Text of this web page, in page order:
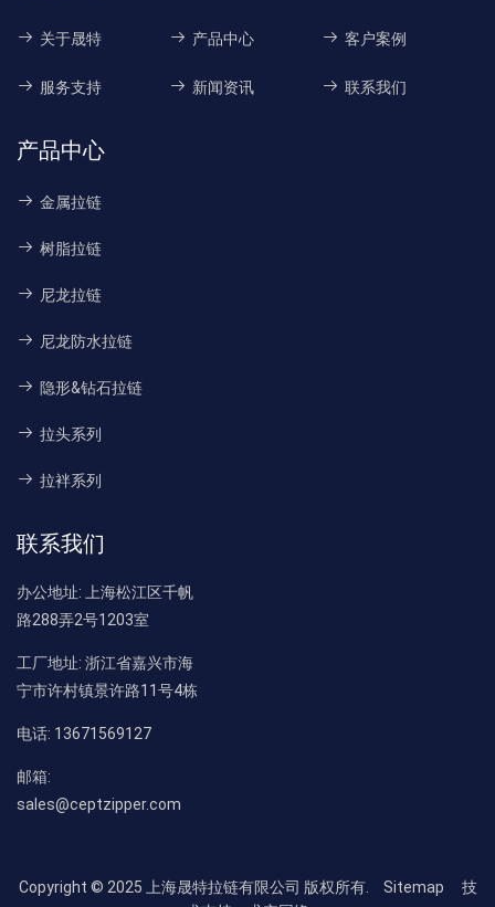
关于晟特 产品中心 客户案例
服务支持 新闻资讯 联系我们
产品中心
金属拉链
树脂拉链
尼龙拉链
尼龙防水拉链
隐形&钻石拉链
拉头系列
拉袢系列
联系我们
办公地址: 上海松江区千帆
路288弄2号1203室
工厂地址: 浙江省嘉兴市海
宁市许村镇景许路11号4栋
电话: 13671569127
邮箱:
sales@ceptzipper.com
Copyright © 2025 上海晟特拉链有限公司 版权所有. Sitemap
技